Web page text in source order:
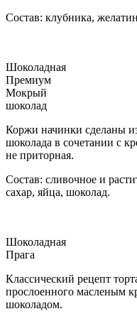
Состав: клубника,
Шоколадная
Премиум
Мокрый
шоколад
Коржи начинки сделаны
шоколада в сочетании с
не приторная.
Состав: сливочное и
сахар, яйца, шоколад.
Шоколадная
Прага
Классический рецепт
прослоенного масленым
шоколадом.